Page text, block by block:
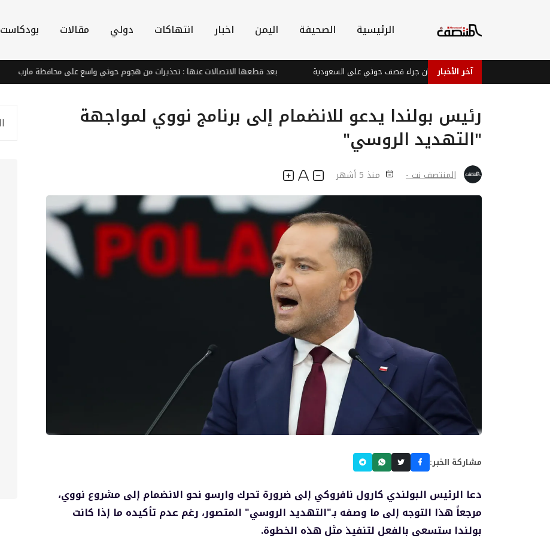
الرئيسية الصحيفة اليمن اخبار انتهاكات دولي مقالات بودكاست
آخر الأخبار
إصابات في نجران جراء قصف حوثي على السعودية بعد قطعها الاتصالات عنها : تحذيرات من هجوم حوثي واسع على محافظة مارب
رئيس بولندا يدعو للانضمام إلى برنامج نووي لمواجهة
"التهديد الروسي"
المنتصف نت - منذ 5 أشهر
مشاركة الخبر:
دعا الرئيس البولندي كارول نافروكي إلى ضرورة تحرك وارسو نحو الانضمام إلى مشروع نووي،
مرجعاً هذا التوجه إلى ما وصفه بـ"التهديد الروسي" المتصور، رغم عدم تأكيده ما إذا كانت
بولندا ستسعى بالفعل لتنفيذ مثل هذه الخطوة.